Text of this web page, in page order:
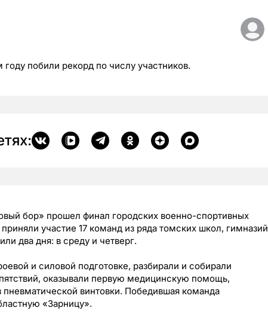
побили рекорд по числу участников.
бор» прошел финал городских военно-спортивных
участие 17 команд из ряда томских школ, гимназий
два дня: в среду и четверг.
и силовой подготовке, разбирали и собирали
оказывали первую медицинскую помощь,
пневматической винтовки. Победившая команда
«Зарницу».